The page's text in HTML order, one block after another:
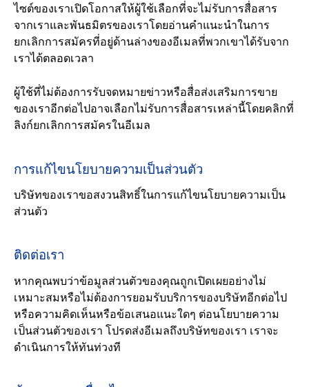
ไซต์ของเราเปิดโอกาสให้ผู้ใช้เลือกที่จะไม่รับการสื่อสาร
จากเราและพันธมิตรของเราโดยอ่านคำแนะนำในการ
ยกเลิกการสมัครที่อยู่ด้านล่างของอีเมลที่พวกเขาได้รับจาก
เราได้ตลอดเวลา
ผู้ใช้ที่ไม่ต้องการรับจดหมายข่าวหรือสื่อส่งเสริมการขาย
ของเราอีกต่อไปอาจเลือกไม่รับการสื่อสารเหล่านี้โดยคลิกที่
ลิงก์ยกเลิกการสมัครในอีเมล
การแก้ไขนโยบายความเป็นส่วนตัว
บริษัทของเราขอสงวนสิทธิ์ในการแก้ไขนโยบายความเป็น
ส่วนตัว
ติดต่อเรา
หากคุณพบว่าข้อมูลส่วนตัวของคุณถูกเปิดเผยอย่างไม่
เหมาะสมหรือไม่ต้องการยอมรับบริการของบริษัทอีกต่อไป
หรือความคิดเห็นหรือข้อเสนอแนะใดๆ ต่อนโยบายความ
เป็นส่วนตัวของเรา โปรดส่งอีเมลถึงบริษัทของเรา เราจะ
ดำเนินการให้ทันท่วงที